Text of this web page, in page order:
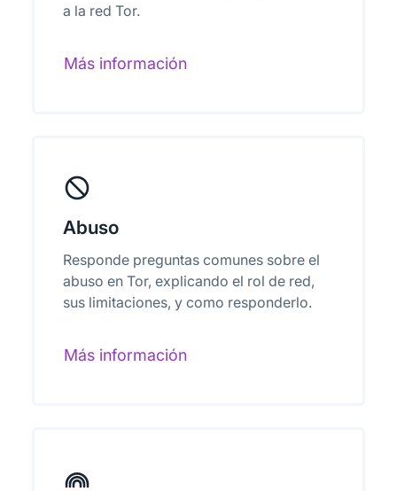
a la red Tor.
Más información
Abuso
Responde preguntas comunes sobre el
abuso en Tor, explicando el rol de red,
sus limitaciones, y como responderlo.
Más información